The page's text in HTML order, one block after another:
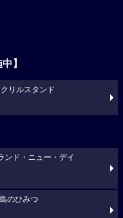
のひみつ
奇々怪々！オラの妖怪バケ